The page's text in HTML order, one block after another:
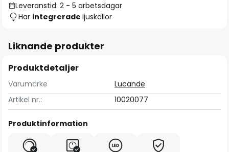
Leveranstid: 2 - 5 arbetsdagar
Har integrerade ljuskällor
Liknande produkter
Produktdetaljer
Varumärke
Lucande
Artikel nr.:
10020077
Produktinformation